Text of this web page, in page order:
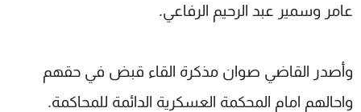
عامر وسمير عبد الرحيم الرفاعي.
وأصدر القاضي صوان مذكرة القاء قبض في حقهم
واحالهم امام المحكمة العسكرية الدائمة للمحاكمة.